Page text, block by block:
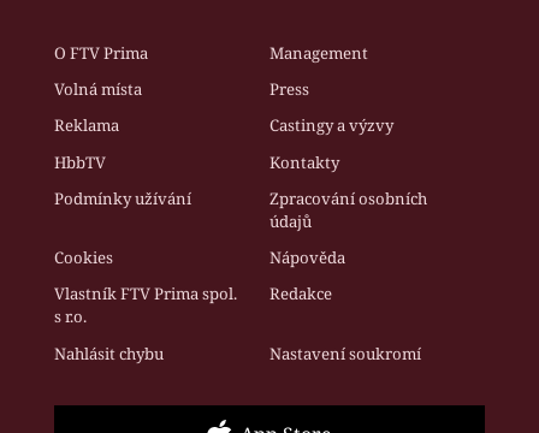
O FTV Prima
Management
Volná místa
Press
Reklama
Castingy a výzvy
HbbTV
Kontakty
Podmínky užívání
Zpracování osobních
údajů
Cookies
Nápověda
Vlastník FTV Prima spol.
s r.o.
Redakce
Nahlásit chybu Nastavení soukromí